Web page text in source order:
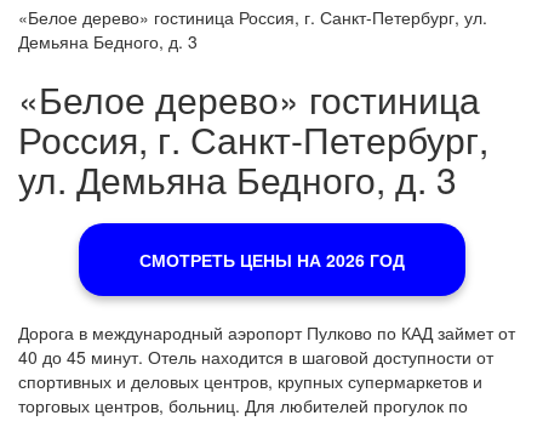
«Белое дерево» гостиница Россия, г. Санкт-Петербург, ул.
Демьяна Бедного, д. 3
«Белое дерево» гостиница
Россия, г. Санкт-Петербург,
ул. Демьяна Бедного, д. 3
СМОТРЕТЬ ЦЕНЫ НА 2026 ГОД
Дорога в международный аэропорт Пулково по КАД займет от
40 до 45 минут. Отель находится в шаговой доступности от
спортивных и деловых центров, крупных супермаркетов и
торговых центров, больниц. Для любителей прогулок по